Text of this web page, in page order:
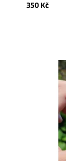
350 Kč
Dostupnost: